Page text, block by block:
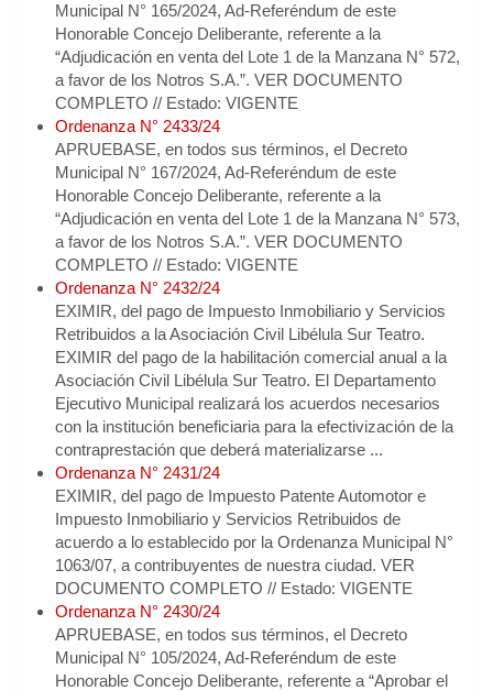
Municipal N° 165/2024, Ad-Referéndum de este
Honorable Concejo Deliberante, referente a la
“Adjudicación en venta del Lote 1 de la Manzana N° 572,
a favor de los Notros S.A.”. VER DOCUMENTO
COMPLETO // Estado: VIGENTE
Ordenanza N° 2433/24
APRUEBASE, en todos sus términos, el Decreto
Municipal N° 167/2024, Ad-Referéndum de este
Honorable Concejo Deliberante, referente a la
“Adjudicación en venta del Lote 1 de la Manzana N° 573,
a favor de los Notros S.A.”. VER DOCUMENTO
COMPLETO // Estado: VIGENTE
Ordenanza N° 2432/24
EXIMIR, del pago de Impuesto Inmobiliario y Servicios
Retribuidos a la Asociación Civil Libélula Sur Teatro.
EXIMIR del pago de la habilitación comercial anual a la
Asociación Civil Libélula Sur Teatro. El Departamento
Ejecutivo Municipal realizará los acuerdos necesarios
con la institución beneficiaria para la efectivización de la
contraprestación que deberá materializarse ...
Ordenanza N° 2431/24
EXIMIR, del pago de Impuesto Patente Automotor e
Impuesto Inmobiliario y Servicios Retribuidos de
acuerdo a lo establecido por la Ordenanza Municipal N°
1063/07, a contribuyentes de nuestra ciudad. VER
DOCUMENTO COMPLETO // Estado: VIGENTE
Ordenanza N° 2430/24
APRUEBASE, en todos sus términos, el Decreto
Municipal N° 105/2024, Ad-Referéndum de este
Honorable Concejo Deliberante, referente a “Aprobar el